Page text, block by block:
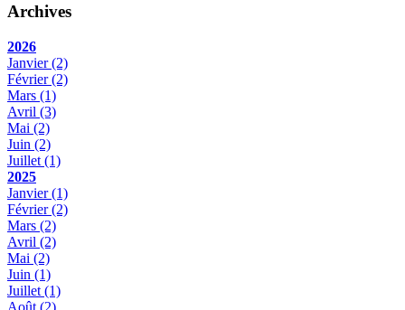
Archives
2026
Janvier(2)
Février(2)
Mars (1)
Avril (3)
Mai (2)
Juin (2)
Juillet (1)
2025
Janvier(1)
Février(2)
Mars (2)
Avril (2)
Mai (2)
Juin (1)
Juillet (1)
Août (2)